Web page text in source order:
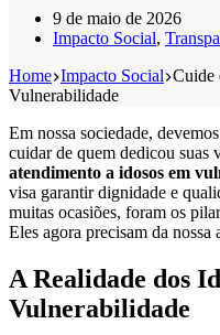
9 de maio de 2026
Impacto Social,
Home Impacto Social Cuide
Vulnerabilidade
Em nossa sociedade,
cuidar de quem dedicou suas
atendimento a idosos em
visa garantir dignidade e
muitas ocasiões, foram os
Eles agora precisam da nossa
A Realidade dos
Vulnerabilidade